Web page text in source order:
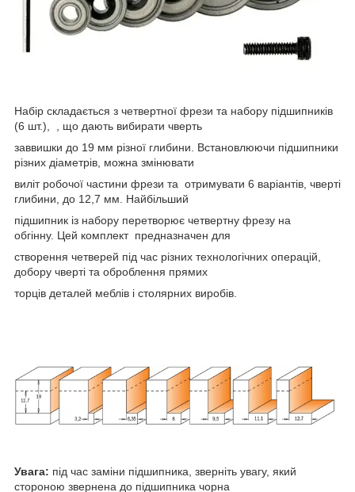
Набір складається з четвертної фрези та набору підшипників
(6 шт.), , що дають вибирати чверть
заввишки до 19 мм різної глибини. Встановлюючи підшипники
різних діаметрів, можна змінювати
виліт робочої частини фрези та отримувати 6 варіантів, чверті
глибини, до 12,7 мм. Найбільший
підшипник із набору перетворює четвертну фрезу на
обгінну. Цей комплект предназначен для
створення четверей під час різних технологічних операцій,
добору чверті та оброблення прямих
торців деталей меблів і столярних виробів.
Увага: під час заміни підшипника, зверніть увагу, який
стороною звернена до підшипника чорна